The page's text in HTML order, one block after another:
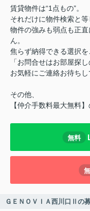
賃貸物件は“1点もの”。
それだけに物件検索と
物件の強みも弱点も正
ん。
焦らず納得できる選択を
「お問合せはお部屋探し
お気軽にご連絡お待ちし
その他、
【仲介手数料最大無料
無料
ＧＥＮＯＶＩＡ西川口Ⅱの